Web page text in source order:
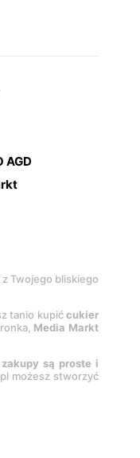
AGD
Twojego bliskiego
tanio kupićcukier
Media Markt
zakupy są proste i
możesz stworzyć